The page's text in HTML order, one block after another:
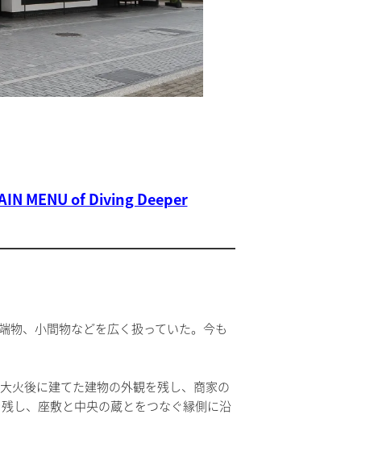
MENU of Diving Deeper
物、小間物などを広く扱っていた。今も
火後に建てた建物の外観を残し、商家の
し、座敷と中央の蔵とをつなぐ縁側に沿